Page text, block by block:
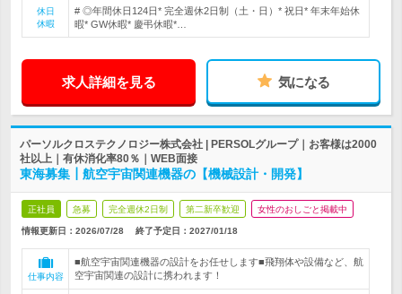
休日
休暇
# ◎年間休日124日* 完全週休2日制（土・日）* 祝日* 年末年始休
暇* GW休暇* 慶弔休暇*…
求人詳細を見る 気になる
パーソルクロステクノロジー株式会社 | PERSOLグループ｜お客様は2000
社以上｜有休消化率80％｜WEB面接
東海募集┃航空宇宙関連機器の【機械設計・開発】
正社員 急募 完全週休2日制 第二新卒歓迎 女性のおしごと掲載中
情報更新日：2026/07/28 終了予定日： 2027/01/18
仕事内容
■航空宇宙関連機器の設計をお任せします■飛翔体や設備など、航
空宇宙関連の設計に携われます！